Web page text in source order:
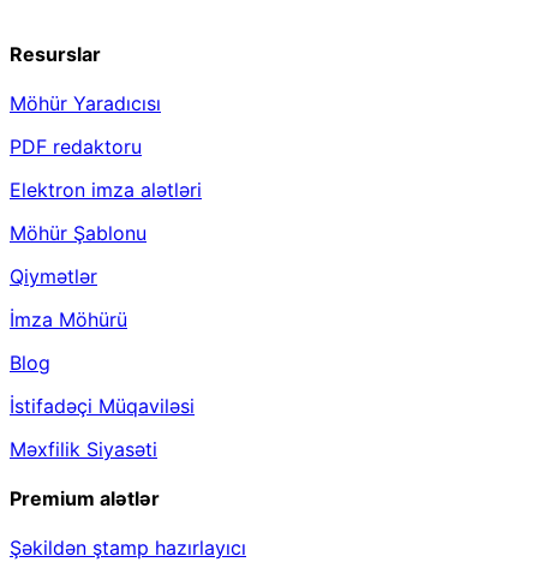
Resurslar
Möhür Yaradıcısı
PDF redaktoru
Elektron imza alətləri
Möhür Şablonu
Qiymətlər
İmza Möhürü
Blog
İstifadəçi Müqaviləsi
Məxfilik Siyasəti
Premium alətlər
Şəkildən ştamp hazırlayıcı